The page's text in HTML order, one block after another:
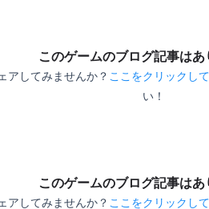
このゲームのブログ記事はあ
アしてみませんか？ ここをクリックし
い！
このゲームのブログ記事はあ
アしてみませんか？ ここをクリックし